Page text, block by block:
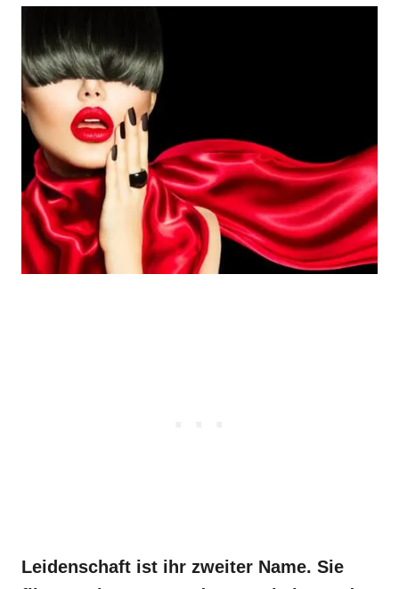
Leidenschaft ist ihr zweiter Name. Sie